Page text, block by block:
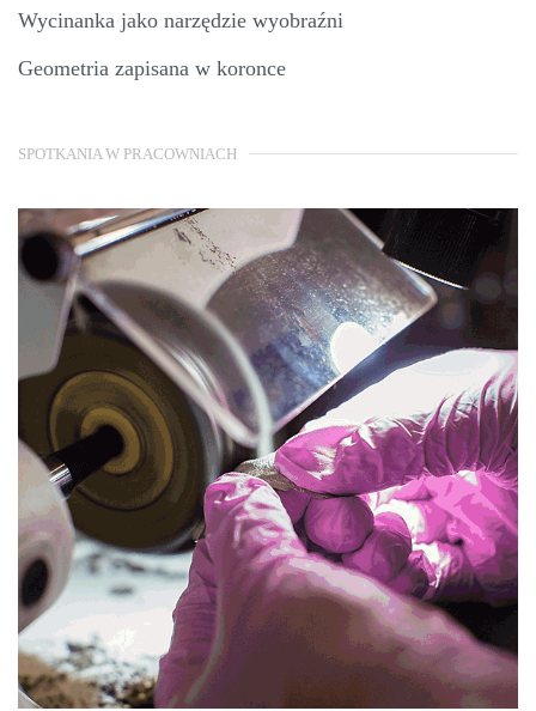
Wycinanka jako narzędzie wyobraźni
Geometria zapisana w koronce
SPOTKANIA W PRACOWNIACH